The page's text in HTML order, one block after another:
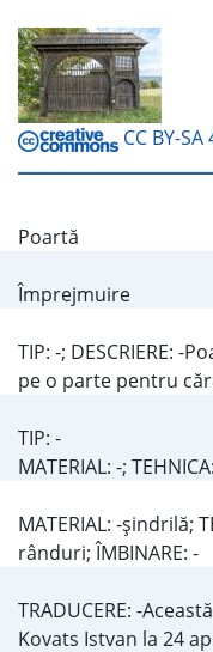
CC BY-SA
Poartă
Împrejmuire
TIP: -; DESCRIERE: -
pe o parte pentru
TIP: -
MATERIAL: -;
MATERIAL: -şindrilă;
rânduri; ÎMBINARE: -
TRADUCERE: -
Kovats Istvan la 24